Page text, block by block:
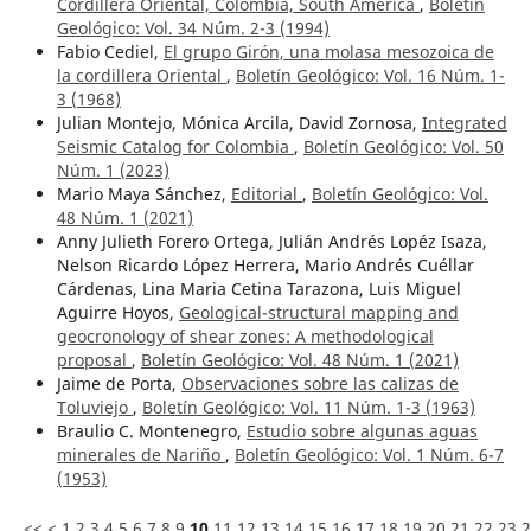
Geológico: Vol. 34 Núm. 2-3 (1994)
Fabio Cediel, El grupo Girón, una molasa mesozoica de
la cordillera Oriental , Boletín Geológico: Vol. 16 Núm. 1-
3 (1968)
Julian Montejo, Mónica Arcila, David Zornosa, Integrated
Seismic Catalog for Colombia , Boletín Geológico: Vol. 50
Núm. 1 (2023)
Mario Maya Sánchez, Editorial , Boletín Geológico: Vol.
48 Núm. 1 (2021)
Anny Julieth Forero Ortega, Julián Andrés Lopéz Isaza,
Nelson Ricardo López Herrera, Mario Andrés Cuéllar
Cárdenas, Lina Maria Cetina Tarazona, Luis Miguel
Aguirre Hoyos, Geological-structural mapping and
geocronology of shear zones: A methodological
proposal , Boletín Geológico: Vol. 48 Núm. 1 (2021)
Jaime de Porta, Observaciones sobre las calizas de
Toluviejo , Boletín Geológico: Vol. 11 Núm. 1-3 (1963)
Braulio C. Montenegro, Estudio sobre algunas aguas
minerales de Nariño , Boletín Geológico: Vol. 1 Núm. 6-7
(1953)